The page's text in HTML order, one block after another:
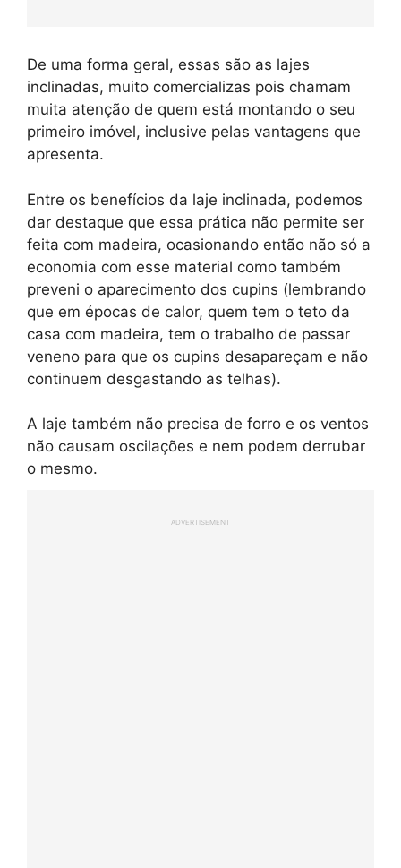
De uma forma geral, essas são as lajes
inclinadas, muito comercializas pois chamam
muita atenção de quem está montando o seu
primeiro imóvel, inclusive pelas vantagens que
apresenta.
Entre os benefícios da laje inclinada, podemos
dar destaque que essa prática não permite ser
feita com madeira, ocasionando então não só a
economia com esse material como também
preveni o aparecimento dos cupins (lembrando
que em épocas de calor, quem tem o teto da
casa com madeira, tem o trabalho de passar
veneno para que os cupins desapareçam e não
continuem desgastando as telhas).
A laje também não precisa de forro e os ventos
não causam oscilações e nem podem derrubar
o mesmo.
ADVERTISEMENT